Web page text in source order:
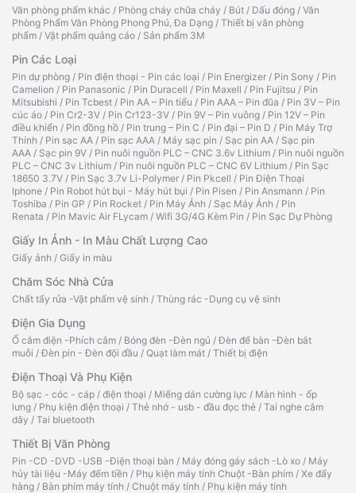
Văn phòng phẩm khác / Phòng cháy chữa cháy / Bút / Dấu đóng / Văn
Phòng Phẩm Văn Phòng Phong Phú, Đa Dạng / Thiết bị văn phòng
phẩm / Vật phẩm quảng cáo / Sản phẩm 3M
Pin Các Loại
Pin dự phòng / Pin điện thoại - Pin các loại / Pin Energizer / Pin Sony / Pin
Camelion / Pin Panasonic / Pin Duracell / Pin Maxell / Pin Fujitsu / Pin
Mitsubishi / Pin Tcbest / Pin AA – Pin tiểu / Pin AAA – Pin đũa / Pin 3V – Pin
cúc áo / Pin Cr2-3V / Pin Cr123-3V / Pin 9V – Pin vuông / Pin 12V – Pin
điều khiển / Pin đồng hồ / Pin trung – Pin C / Pin đại – Pin D / Pin Máy Trợ
Thính / Pin sạc AA / Pin sạc AAA / Máy sạc pin / Sạc pin AA / Sạc pin
AAA / Sạc pin 9V / Pin nuôi nguồn PLC – CNC 3.6v Lithium / Pin nuôi nguồn
PLC – CNC 3v Lithium / Pin nuôi nguồn PLC – CNC 6V Lithium / Pin Sạc
18650 3.7V / Pin Sạc 3.7v Li-Polymer / Pin Pkcell / Pin Điện Thoại
Iphone / Pin Robot hút bụi - Máy hút bụi / Pin Pisen / Pin Ansmann / Pin
Toshiba / Pin GP / Pin Rocket / Pin Máy Ảnh / Sạc Máy Ảnh / Pin
Renata / Pin Mavic Air FLycam / Wifi 3G/4G Kèm Pin / Pin Sạc Dự Phòng
Giấy In Ảnh - In Màu Chất Lượng Cao
Giấy ảnh / Giấy in màu
Chăm Sóc Nhà Cửa
Chất tẩy rửa -Vật phẩm vệ sinh / Thùng rác -Dụng cụ vệ sinh
Điện Gia Dụng
Ổ cắm điện -Phích cắm / Bóng đèn -Đèn ngủ /Đèn để bàn -Đèn bắt
muỗi /Đèn pin - Đèn đội đầu / Quạt làm mát / Thiết bị điện
Điện Thoại Và Phụ Kiện
Bộ sạc - cóc - cáp / điện thoại / Miếng dán cường lực / Màn hình - ốp
lưng / Phụ kiện điện thoại / Thẻ nhớ - usb - đầu đọc thẻ / Tai nghe cắm
dây / Tai bluetooth
Thiết Bị Văn Phòng
Pin -CD -DVD -USB -Điện thoại bàn / Máy đóng gáy sách -Lò xo / Máy
hủy tài liệu -Máy đếm tiền / Phụ kiện máy tính Chuột -Bàn phím / Xe đẩy
hàng / Bàn phím máy tính / Chuột máy tính / Phụ kiện máy tính